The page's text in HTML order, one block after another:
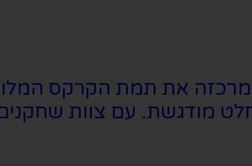
את תמת הקרקס
מודגשת. עם צוות